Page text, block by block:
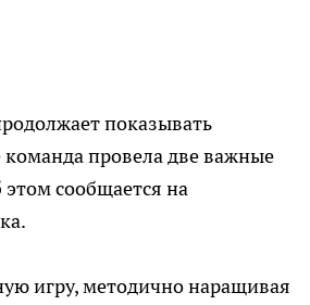
показывать
провела две важные
сообщается на
игру, методично наращивая